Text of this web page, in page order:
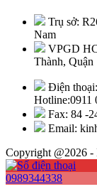
Trụ sở:
Nam
VPGD
Thành,
Điện
Hotline:0911
Fax: 84 -
Email:
Copyright @2026
0989344338